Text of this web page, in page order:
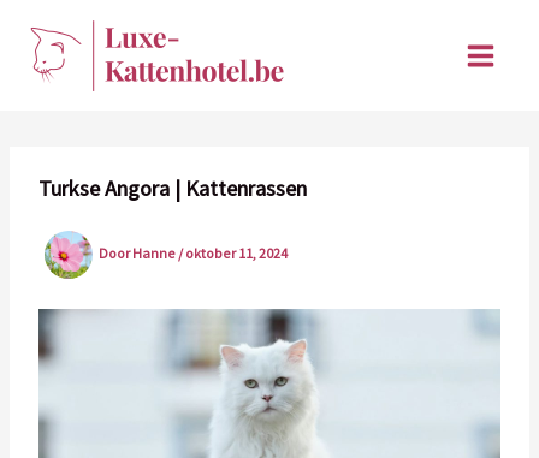
Turkse Angora | Kattenrassen
DoorHanne /oktober 11, 2024